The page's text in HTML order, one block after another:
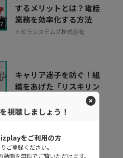
するメリットとは？電話
業務を効率化する方法
トビラシステムズ株式会社
キャリア迷子を防ぐ！組
織をあげた「リスキリン
株式会社ベネッセコーポレーシ
なぜ部下は同じことを聞
視聴しましょう！
をご利用の方
ご登録ください。
画を無料でご覧いただけます。